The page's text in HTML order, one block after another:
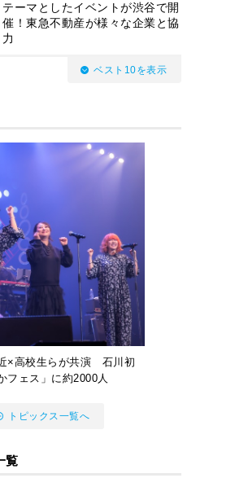
テーマとしたイベントが渋谷で開
催！東急不動産が様々な企業と協
力
ベスト10を表示
×高校生らが共演 石川初
フェス」に約2000人
トピックス一覧へ
覧